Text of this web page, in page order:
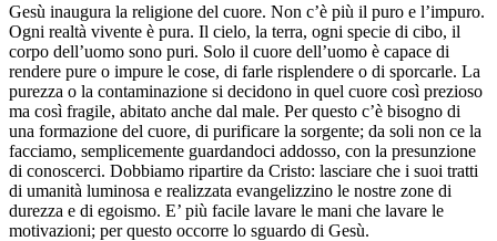
Gesù inaugura la religione del cuore. Non c’è più il puro e l’impuro.
Ogni realtà vivente è pura. Il cielo, la terra, ogni specie di cibo, il
corpo dell’uomo sono puri. Solo il cuore dell’uomo è capace di
rendere pure o impure le cose, di farle risplendere o di sporcarle. La
purezza o la contaminazione si decidono in quel cuore così prezioso
ma così fragile, abitato anche dal male. Per questo c’è bisogno di
una formazione del cuore, di purificare la sorgente; da soli non ce la
facciamo, semplicemente guardandoci addosso, con la presunzione
di conoscerci. Dobbiamo ripartire da Cristo: lasciare che i suoi tratti
di umanità luminosa e realizzata evangelizzino le nostre zone di
durezza e di egoismo. E’ più facile lavare le mani che lavare le
motivazioni; per questo occorre lo sguardo di Gesù.